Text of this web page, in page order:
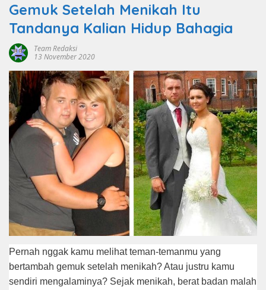
Gemuk Setelah Menikah Itu
Tandanya Kalian Hidup Bahagia
Team Redaksi
13 November 2020
Pernah nggak kamu melihat teman-temanmu yang
bertambah gemuk setelah menikah? Atau justru kamu
sendiri mengalaminya? Sejak menikah, berat badan malah